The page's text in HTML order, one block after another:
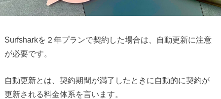
Surfsharkを２年プランで契約した場合は、自動更新に注意
が必要です。
自動更新とは、契約期間が満了したときに自動的に契約が
更新される料金体系を言います。